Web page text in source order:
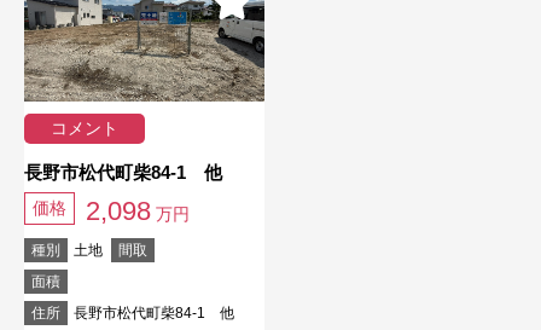
コメント
長野市松代町柴84-1 他
価格 2,098 万円
種別 土地
間取
面積
住所
長野市松代町柴84-1 他